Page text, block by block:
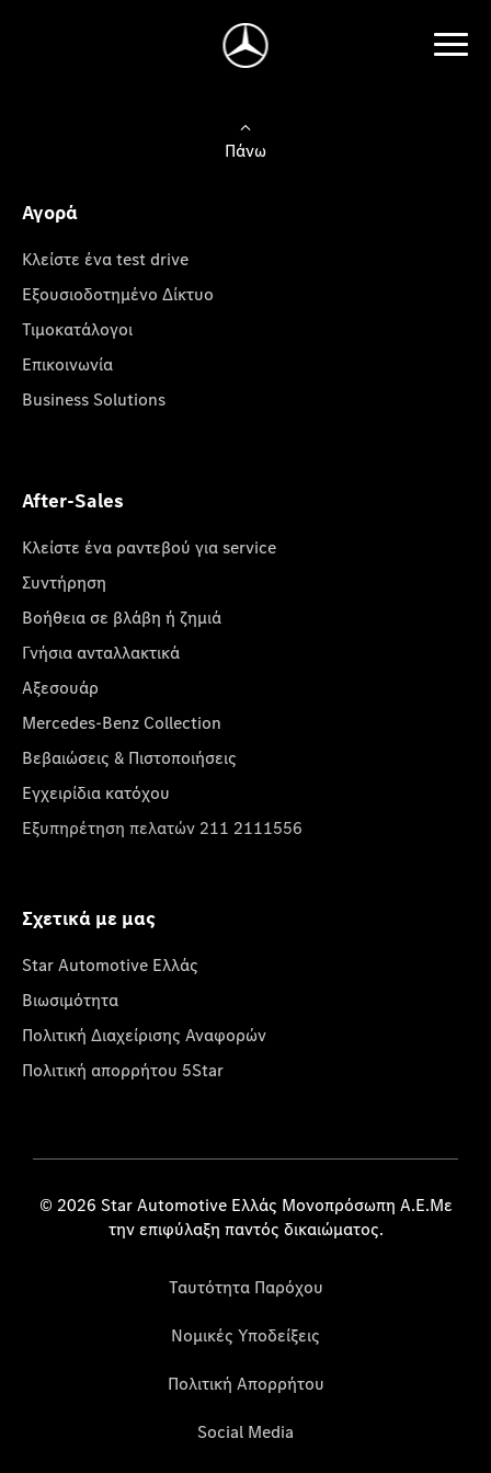
Πάνω
Αγορά
Κλείστε ένα test drive
Εξουσιοδοτημένο Δίκτυο
Τιμοκατάλογοι
Επικοινωνία
Business Solutions
After-Sales
Κλείστε ένα ραντεβού για service
Συντήρηση
Βοήθεια σε βλάβη ή ζημιά
Γνήσια ανταλλακτικά
Αξεσουάρ
Mercedes-Benz Collection
Βεβαιώσεις & Πιστοποιήσεις
Εγχειρίδια κατόχου
Εξυπηρέτηση πελατών 211 2111556
Σχετικά με μας
Star Automotive Ελλάς
Βιωσιμότητα
Πολιτική Διαχείρισης Αναφορών
Πολιτική απορρήτου 5Star
© 2026 Star Automotive Ελλάς Μονοπρόσωπη Α.Ε.Με
την επιφύλαξη παντός δικαιώματος.
Ταυτότητα Παρόχου
Νομικές Υποδείξεις
Πολιτική Απορρήτου
Social Media